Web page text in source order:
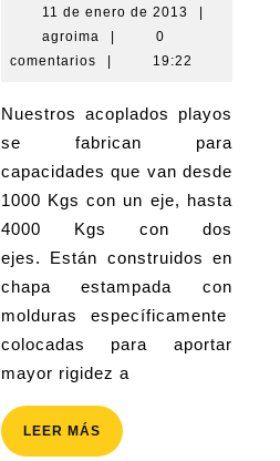
para
3000
Kgs
(ACP3000)
11 de enero de 2013
11
2013
agroima
agroima
0
comentarios
19:22
Nuestros acoplados playos
se fabrican para
capacidades que van desde
1000 Kgs con un eje, hasta
4000 Kgs con dos
ejes. Están construidos en
chapa estampada con
molduras específicamente
colocadas para aportar
mayor rigidez a
LEER MÁSLEER
MÁS